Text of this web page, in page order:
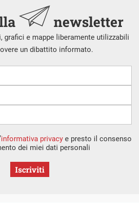
newsletter
grafici e mappe liberamente utilizzabili
un dibattito informato.
informativa privacy e presto il consenso
dei miei dati personali
Iscriviti